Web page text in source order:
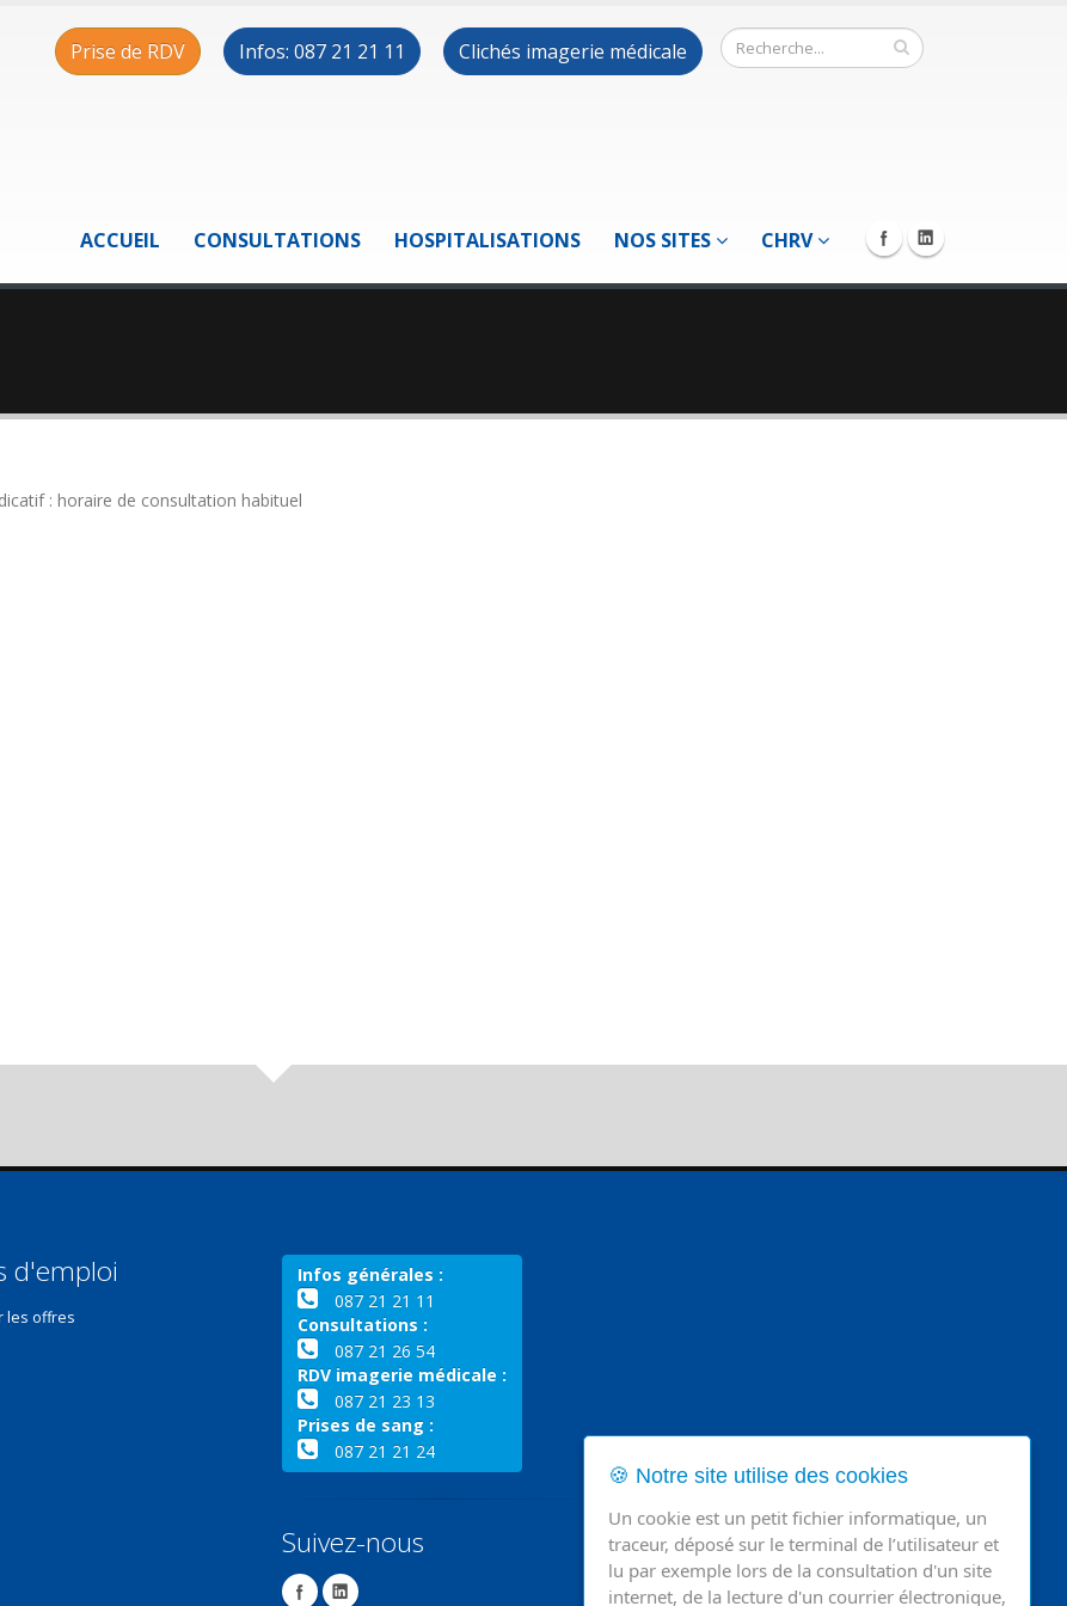
Prise de RDV Infos: 087 21 21 11 Clichés imagerie médicale
ACCUEIL CONSULTATIONS HOSPITALISATIONS NOS SITES CHRV
: horaire de consultation habituel
d'emploi
les offres
Infos générales :
087 21 21 11
Consultations :
087 21 26 54
RDV imagerie médicale :
087 21 23 13
Prises de sang :
087 21 21 24
Suivez-nous
🍪 Notre site utilise des cookies
Un cookie est un petit fichier informatique, un
traceur, déposé sur le terminal de l’utilisateur et
lu par exemple lors de la consultation d'un site
internet, de la lecture d'un courrier électronique,